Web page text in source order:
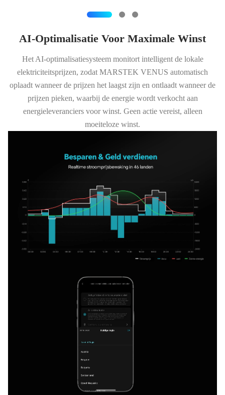
AI-Optimalisatie Voor Maximale Winst
Het AI-optimalisatiesysteem monitort intelligent de lokale
elektriciteitsprijzen, zodat MARSTEK VENUS automatisch
oplaadt wanneer de prijzen het laagst zijn en ontlaadt wanneer de
prijzen pieken, waarbij de energie wordt verkocht aan
energieleveranciers voor winst. Geen actie vereist, alleen
moeiteloze winst.